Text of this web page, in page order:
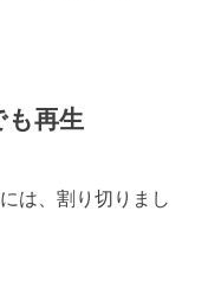
再生
は、割り切りまし